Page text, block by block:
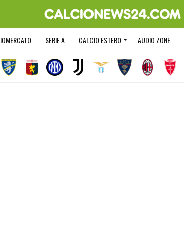
SERIE A CALCIO ESTERO AUDIO ZONE